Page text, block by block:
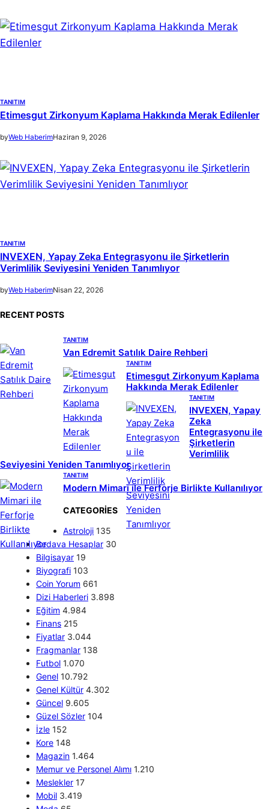
TANITIM
Etimesgut Zirkonyum Kaplama Hakkında Merak Edilenler
byWeb HaberimHaziran 9, 2026
TANITIM
INVEXEN, Yapay Zeka Entegrasyonu ile Şirketlerin
Verimlilik Seviyesini Yeniden Tanımlıyor
byWeb HaberimNisan 22, 2026
RECENT POSTS
TANITIM
Van Edremit Satılık Daire Rehberi
TANITIM
Etimesgut Zirkonyum Kaplama
Hakkında Merak Edilenler
TANITIM
INVEXEN, Yapay
Zeka
Entegrasyonu ile
Şirketlerin
Verimlilik
Seviyesini Yeniden Tanımlıyor
TANITIM
Modern Mimari ile Ferforje Birlikte Kullanılıyor
CATEGORIES
Astroloji 135
Bedava Hesaplar 30
Bilgisayar 19
Biyografi 103
Coin Yorum 661
Dizi Haberleri 3.898
Eğitim 4.984
Finans 215
Fiyatlar 3.044
Fragmanlar 138
Futbol 1.070
Genel 10.792
Genel Kültür 4.302
Güncel 9.605
Güzel Sözler 104
İzle 152
Kore 148
Magazin 1.464
Memur ve Personel Alımı 1.210
Meslekler 17
Mobil 3.419